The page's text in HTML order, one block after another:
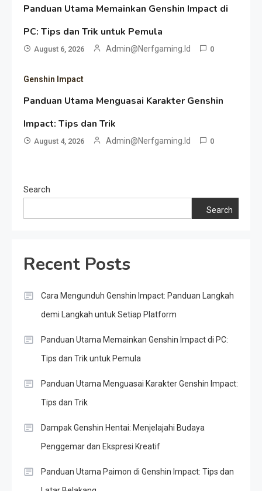
Panduan Utama Memainkan Genshin Impact di
PC: Tips dan Trik untuk Pemula
August 6, 2026 Admin@nerfgaming.id 0
Genshin Impact
Panduan Utama Menguasai Karakter Genshin
Impact: Tips dan Trik
August 4, 2026 Admin@nerfgaming.id 0
Search
Search
Recent Posts
Cara Mengunduh Genshin Impact: Panduan Langkah
demi Langkah untuk Setiap Platform
Panduan Utama Memainkan Genshin Impact di PC:
Tips dan Trik untuk Pemula
Panduan Utama Menguasai Karakter Genshin Impact:
Tips dan Trik
Dampak Genshin Hentai: Menjelajahi Budaya
Penggemar dan Ekspresi Kreatif
Panduan Utama Paimon di Genshin Impact: Tips dan